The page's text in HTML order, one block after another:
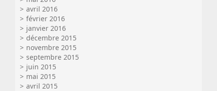
avril 2016
février 2016
janvier 2016
décembre 2015
novembre 2015
septembre 2015
juin 2015
mai 2015
avril 2015